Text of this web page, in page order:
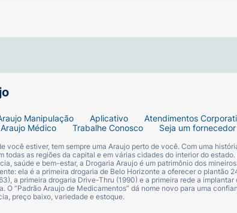
Manipulação Aplicativo Atendimentos
Médico Trabalhe Conosco Seja um fornecedor
você estiver, tem sempre uma Araujo perto de você. Com uma
todas as regiões da capital e em várias cidades do interior do
saúde e bem-estar, a Drogaria Araujo é um patrimônio dos
ela é a primeira drogaria de Belo Horizonte a oferecer o plantão
a primeira drogaria Drive-Thru (1990) e a primeira rede a
O “Padrão Araujo de Medicamentos” dá nome novo para uma
preço baixo, variedade e estoque.